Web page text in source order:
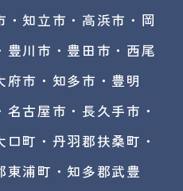
・知立市 ・高浜市・ 岡
豊川市・豊田市・西尾
市・知多市・豊明
名古屋市 ・長久手市・
町・丹羽郡扶桑町・
東浦町・知多郡武豊